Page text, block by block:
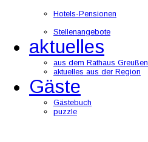
Hotels-Pensionen
Stellenangebote
aktuelles
aus dem Rathaus Greußen
aktuelles aus der Region
Gäste
Gästebuch
puzzle